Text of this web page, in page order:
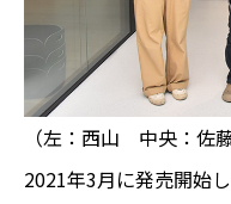
（左：西山 中央：佐
2021年3月に発売開始